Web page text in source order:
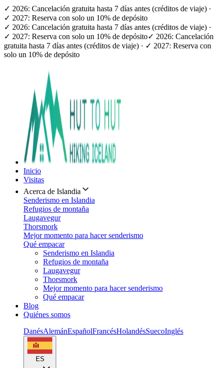
✓ 2026: Cancelación gratuita hasta 7 días antes (créditos de viaje) ·
✓ 2027: Reserva con solo un 10% de depósito
✓ 2026: Cancelación gratuita hasta 7 días antes (créditos de viaje) ·
✓ 2027: Reserva con solo un 10% de depósito✓ 2026: Cancelación
gratuita hasta 7 días antes (créditos de viaje) · ✓ 2027: Reserva con
solo un 10% de depósito
Inicio
Visitas
Acerca de Islandia
Senderismo en Islandia
Refugios de montaña
Laugavegur
Thorsmork
Mejor momento para hacer senderismo
Qué empacar
Senderismo en Islandia
Refugios de montaña
Laugavegur
Thorsmork
Mejor momento para hacer senderismo
Qué empacar
Blog
Quiénes somos
DanésAlemánEspañolFrancésHolandésSuecoInglés
ES